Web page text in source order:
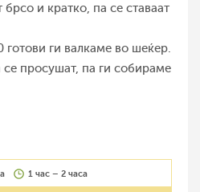
брсо и кратко, па се ставаат
готови ги валкаме во шеќер.
се просушат, па ги собираме
1 час – 2 часа